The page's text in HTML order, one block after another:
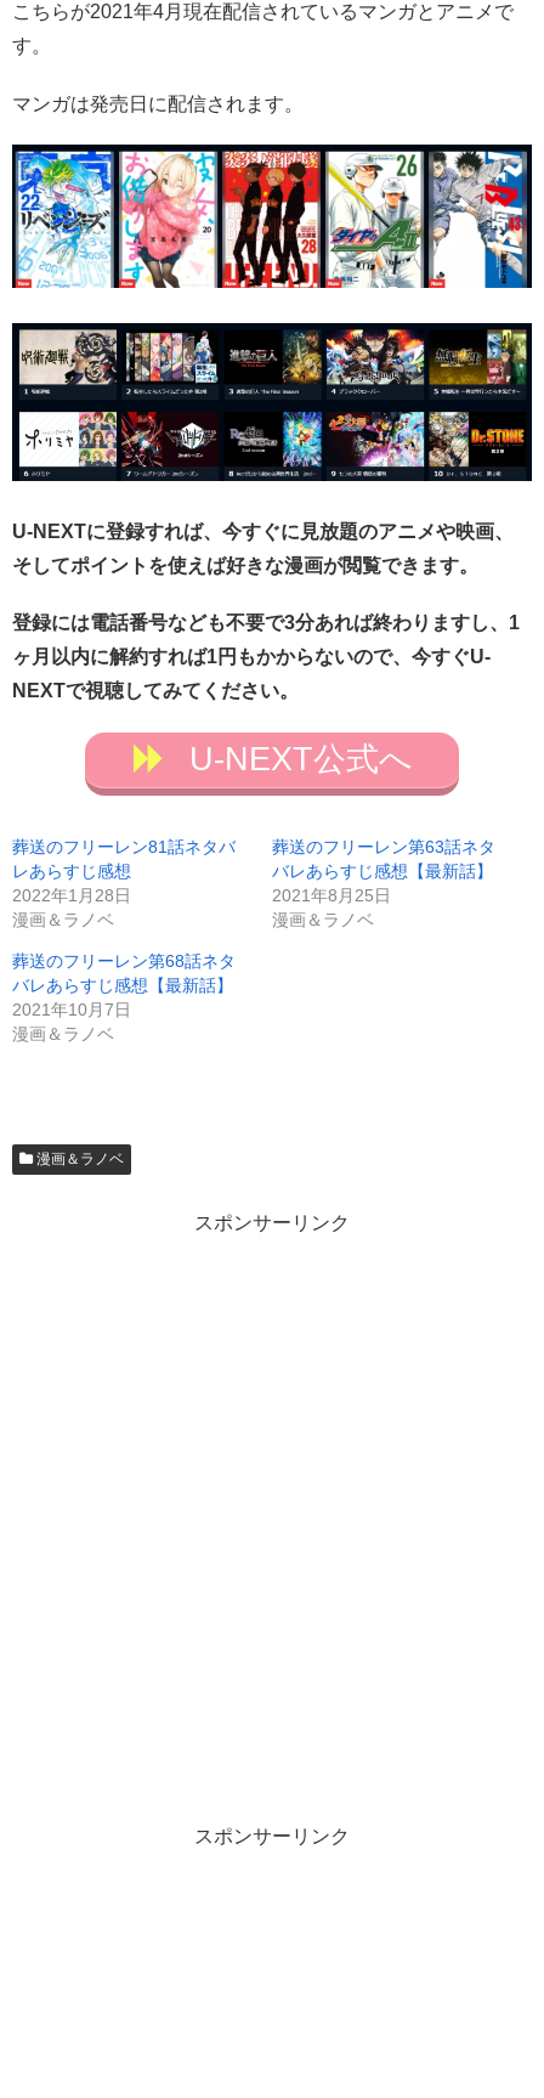
こちらが2021年4月現在配信されているマンガとアニメで
す。
マンガは発売日に配信されます。
U-NEXTに登録すれば、今すぐに見放題のアニメや映画、
そしてポイントを使えば好きな漫画が閲覧できます。
登録には電話番号なども不要で3分あれば終わりますし、1
ヶ月以内に解約すれば1円もかからないので、今すぐU-
NEXTで視聴してみてください。
U-NEXT公式へ
葬送のフリーレン81話ネタバ
レあらすじ感想
2022年1月28日
漫画＆ラノベ
葬送のフリーレン第63話ネタ
バレあらすじ感想【最新話】
2021年8月25日
漫画＆ラノベ
葬送のフリーレン第68話ネタ
バレあらすじ感想【最新話】
2021年10月7日
漫画＆ラノベ
漫画＆ラノベ
スポンサーリンク
スポンサーリンク